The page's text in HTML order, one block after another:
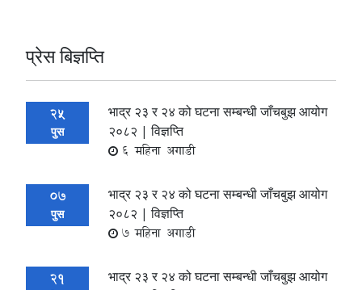
प्रेस बिज्ञप्ति
25
पुस
भाद्र २३ र २४ को घटना सम्बन्धी जाँचबुझ आयोग
२०८२ | विज्ञप्ति
6 महिना अगाडी
07
पुस
भाद्र २३ र २४ को घटना सम्बन्धी जाँचबुझ आयोग
२०८२ | विज्ञप्ति
7 महिना अगाडी
21
भाद्र २३ र २४ को घटना सम्बन्धी जाँचबुझ आयोग